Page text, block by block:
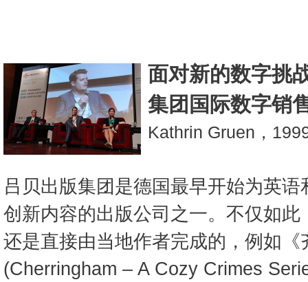
面对新的数字挑
集团国际数字销
Kathrin Gruen，
吕贝出版集团是德国最早开始为英
创新内容的出版公司之一。不仅如
还是直接由当地作者完成的，例如
(Cherringham – A Cozy Crimes